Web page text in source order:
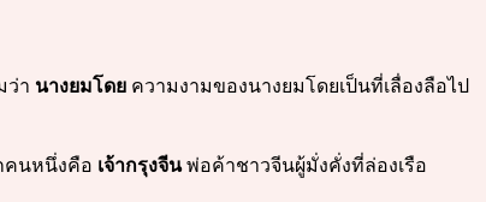
ว่า นางยมโดย ความงามของนางยมโดยเป็นที่เลื่องลือไป
คนหนึ่งคือ เจ้ากรุงจีนพ่อค้าชาวจีนผู้มั่งคั่งที่ล่องเรือ